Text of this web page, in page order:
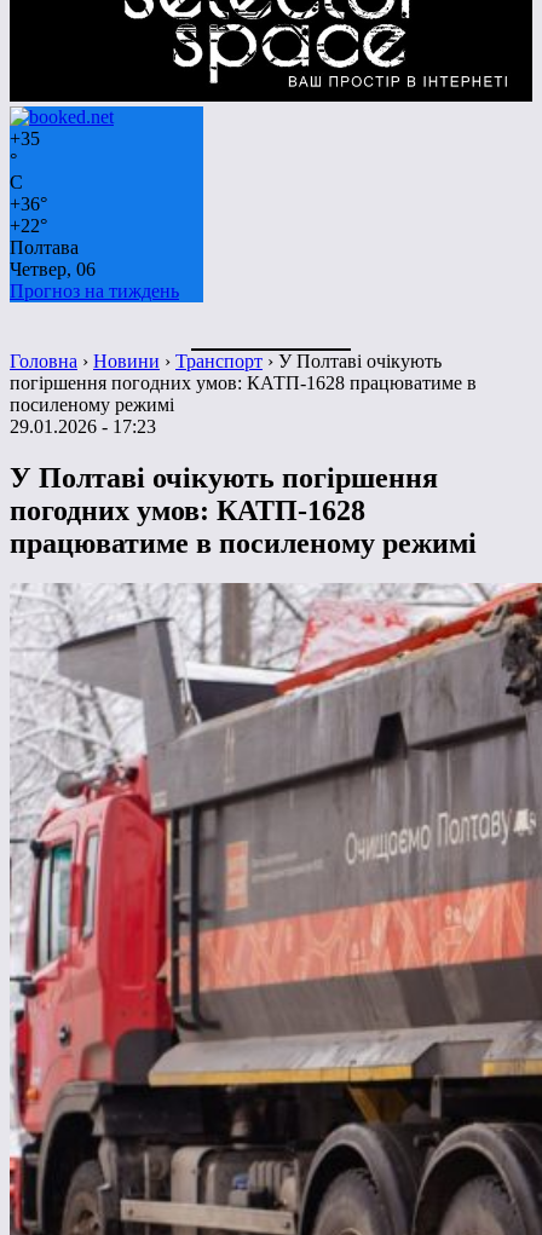
+35
°
C
+36°
+22°
Полтава
Четвер, 06
Прогноз на тиждень
Головна › Новини › Транспорт › У Полтаві очікують
погіршення погодних умов: КАТП-1628 працюватиме в
посиленому режимі
29.01.2026 - 17:23
У Полтаві очікують погіршення
погодних умов: КАТП-1628
працюватиме в посиленому режимі